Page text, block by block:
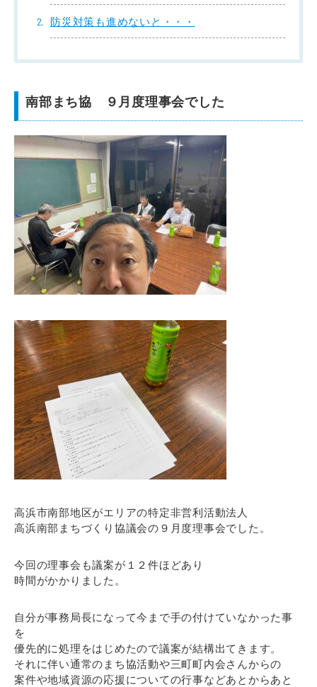
防災対策も進めないと・・・
南部まち協 ９月度理事会でした
高浜市南部地区がエリアの特定非営利活動法人
高浜南部まちづくり協議会の９月度理事会でした。
今回の理事会も議案が１２件ほどあり
時間がかかりました。
自分が事務局長になって今まで手の付けていなかった事
を
優先的に処理をはじめたので議案が結構出てきます。
それに伴い通常のまち協活動や三町町内会さんからの
案件や地域資源の応援についての行事などあとからあと